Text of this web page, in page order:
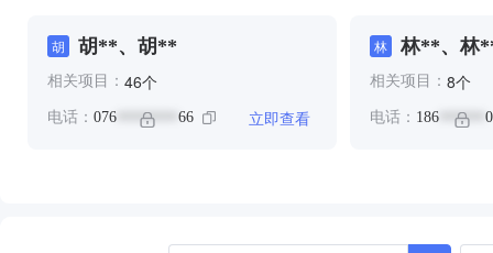
胡 胡**、胡**
相关项目： 46个
电话： 076 ******** 66 立即查看
林 林**、林
相关项目： 8个
电话： 186******